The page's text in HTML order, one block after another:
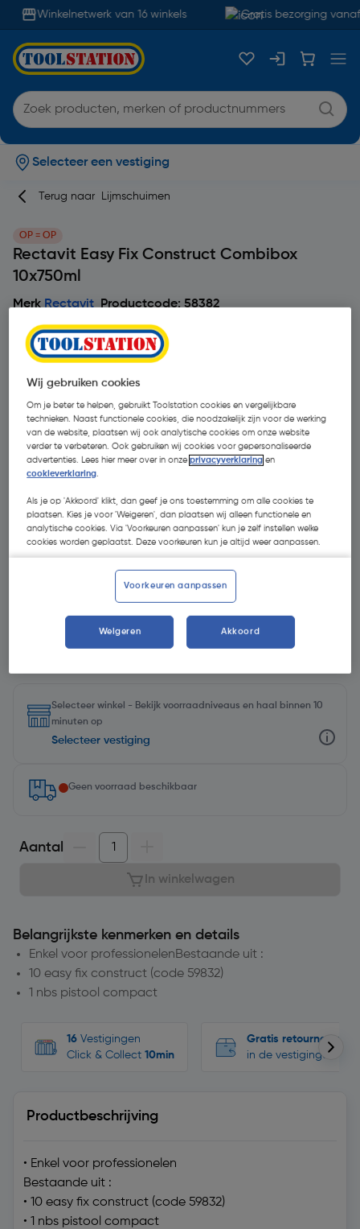
Winkelnetwerk van 16 winkels Gratis bezorging vanaf
Selecteer een vestiging
Terug naar Lijmschuimen
OP = OP
Rectavit Easy Fix Construct Combibox
10x750ml
Merk Rectavit Productcode: 58382
- € 19,12
€ 111,30
€ 92,18| Excl. btw € 76,18€ 12,29/L
Selecteer winkel - Bekijk voorraadniveaus en haal binnen 10
minuten op
Selecteer vestiging
Geen voorraad beschikbaar
Aantal
In winkelwagen
Belangrijkste kenmerken en details
Enkel voor professionelenBestaande uit :
10 easy fix construct (code 59832)
1 nbs pistool compact
16 Vestigingen
Click & Collect 10min
Gratis retourneren
in de vestigingen
Productbeschrijving
• Enkel voor professionelen
Bestaande uit :
• 10 easy fix construct (code 59832)
• 1 nbs pistool compact
Wij gebruiken cookies
Om je beter te helpen, gebruikt Toolstation cookies en vergelijkbare
technieken. Naast functionele cookies, die noodzakelijk zijn voor de werking
van de website, plaatsen wij ook analytische cookies om onze website
verder te verbeteren. Ook gebruiken wij cookies voor gepersonaliseerde
advertenties. Lees hier meer over in onzeprivacyverklaring en
cookieverklaring.
Als je op 'Akkoord' klikt, dan geef je ons toestemming om alle cookies te
plaatsen. Kies je voor 'Weigeren', dan plaatsen wij alleen functionele en
analytische cookies. Via 'Voorkeuren aanpassen' kun je zelf instellen welke
cookies worden geplaatst. Deze voorkeuren kun je altijd weer aanpassen.
Voorkeuren aanpassen
Weigeren Akkoord